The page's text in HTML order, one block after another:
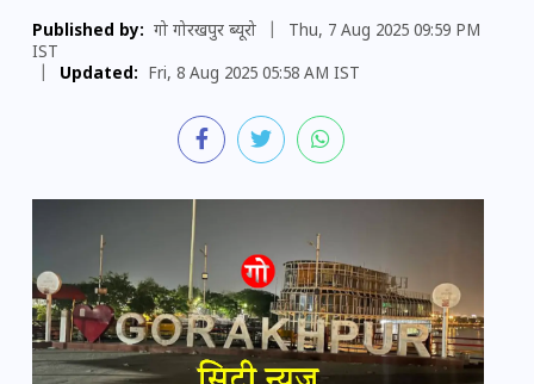
Published by: गो गोरखपुर ब्यूरो
Thu, 7 Aug 2025 09:59 PM
IST
Updated: Fri, 8 Aug 2025 05:58 AM IST